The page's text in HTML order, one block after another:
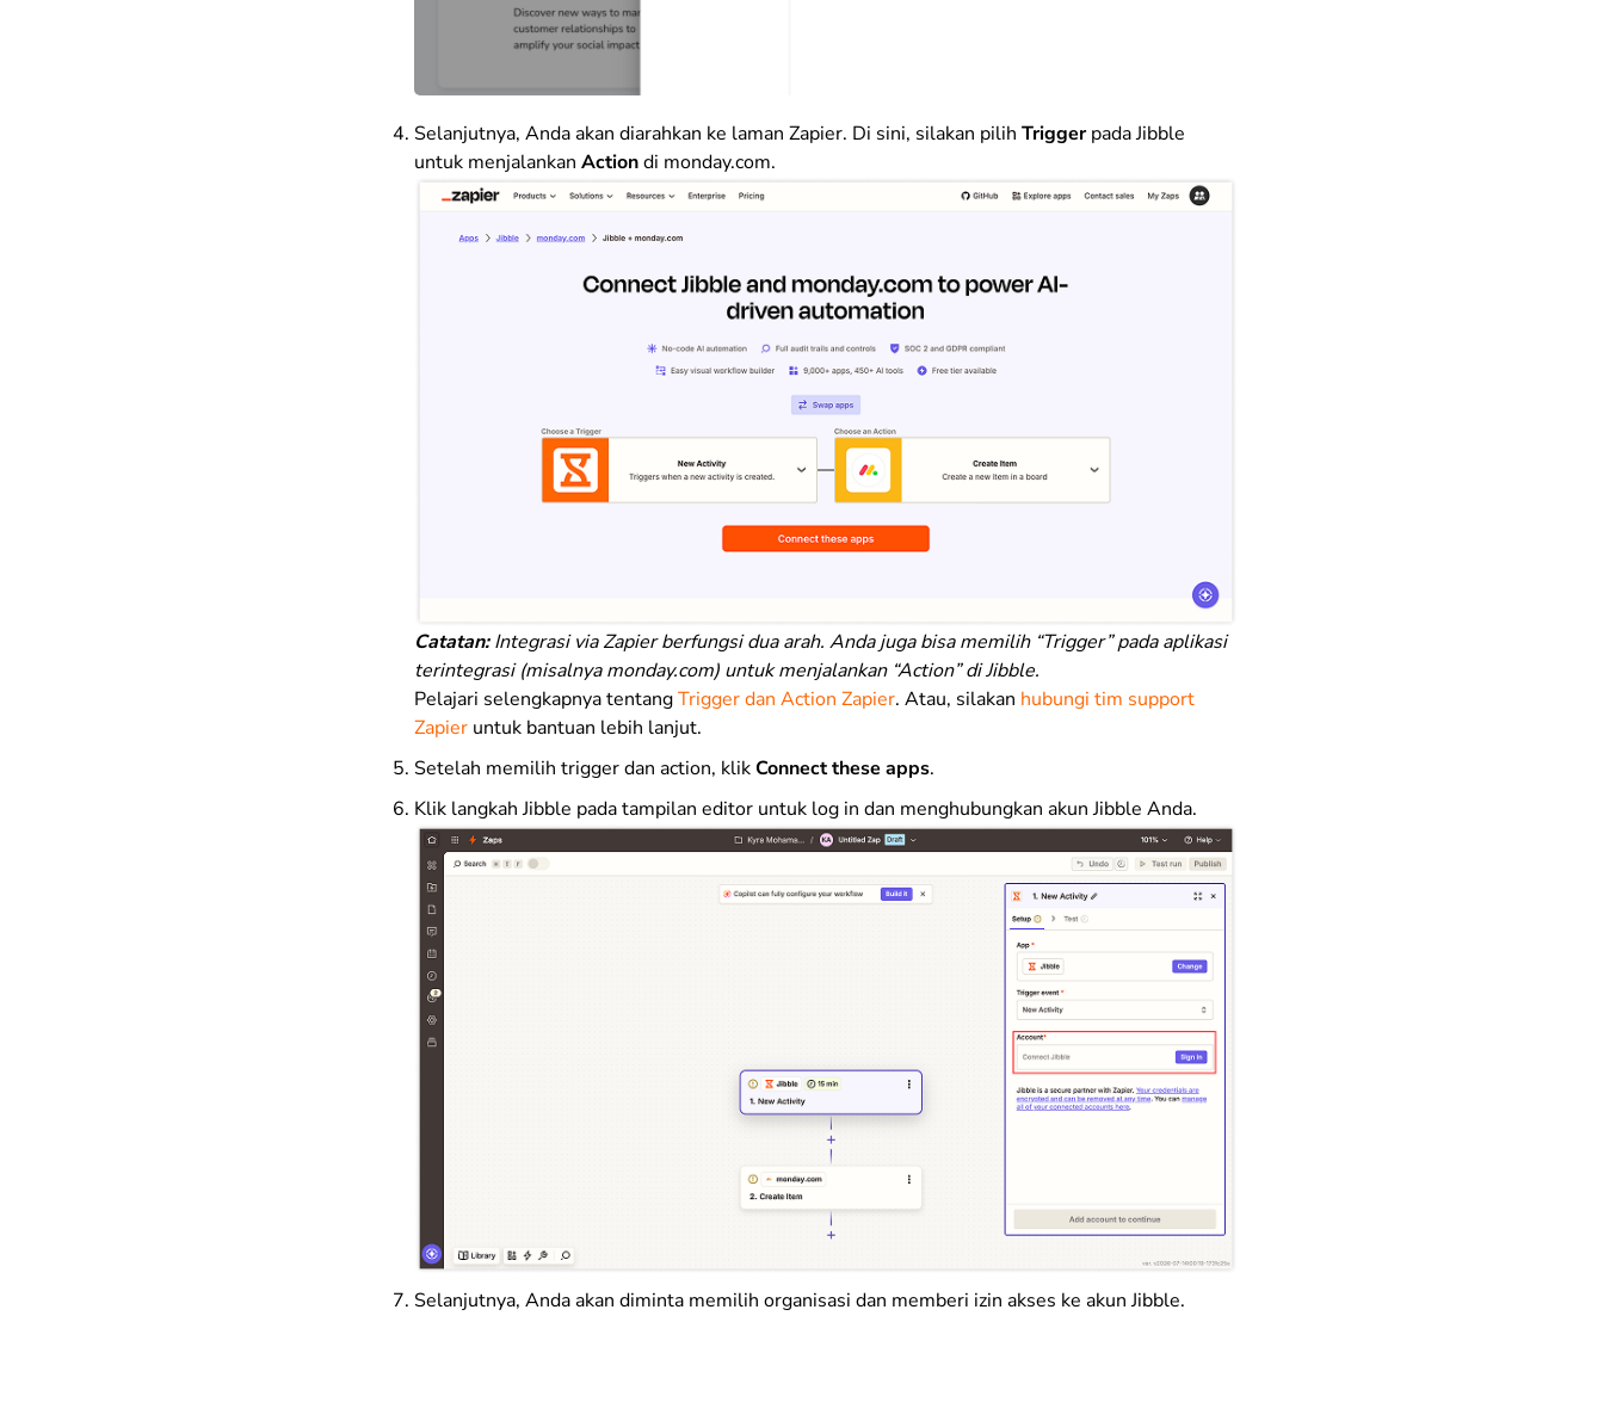
Selanjutnya, Anda akan diarahkan ke laman Zapier. Di sini, silakan pilih Triggerpada Jibble
untuk menjalankan Actiondi monday.com.
Catatan:Integrasi via Zapier berfungsi dua arah. Anda juga bisa memilih “Trigger” pada aplikasi
terintegrasi (misalnya monday.com) untuk menjalankan “Action” di Jibble.
Pelajari selengkapnya tentangTrigger dan Action Zapier. Atau, silakan hubungi tim support
Zapier untuk bantuan lebih lanjut.
Setelah memilih trigger dan action, klikConnect these apps.
Klik langkah Jibble pada tampilan editor untuk log in dan menghubungkan akun Jibble Anda.
Selanjutnya, Anda akan diminta memilih organisasi dan memberi izin akses ke akun Jibble.